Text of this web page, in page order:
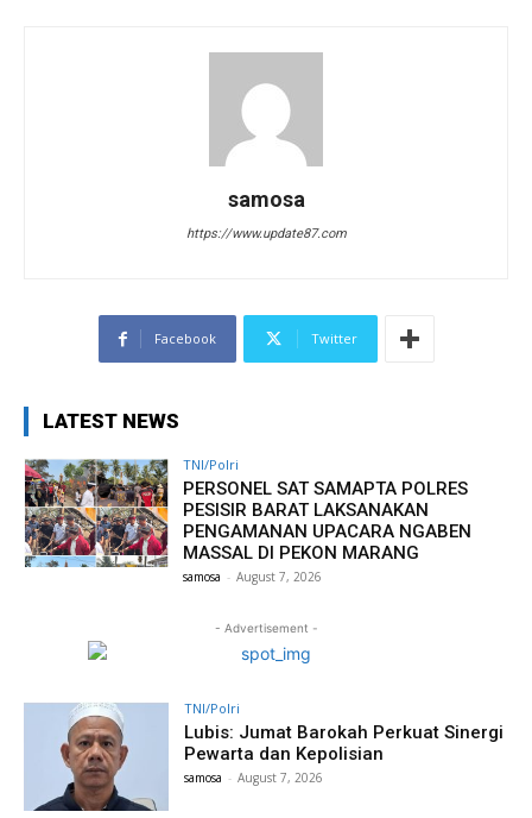
samosa
https://www.update87.com
Facebook Twitter
LATEST NEWS
TNI/Polri
PERSONEL SAT SAMAPTA POLRES
PESISIR BARAT LAKSANAKAN
PENGAMANAN UPACARA NGABEN
MASSAL DI PEKON MARANG
samosa - August 7, 2026
- Advertisement -
TNI/Polri
Lubis: Jumat Barokah Perkuat Sinergi
Pewarta dan Kepolisian
samosa - August 7, 2026